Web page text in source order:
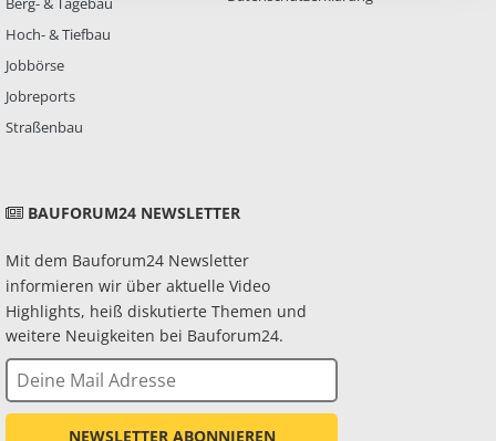
Hoch- & Tiefbau
Jobbörse
Jobreports
Straßenbau
BAUFORUM24 NEWSLETTER
Mit dem Bauforum24 Newsletter
informieren wir über aktuelle Video
Highlights, heiß diskutierte Themen und
weitere Neuigkeiten bei Bauforum24.
NEWSLETTER ABONNIEREN